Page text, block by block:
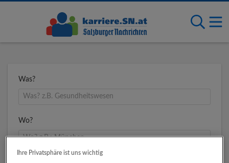
Was?
Wo?
Ihre Privatsphäre ist uns wichtig